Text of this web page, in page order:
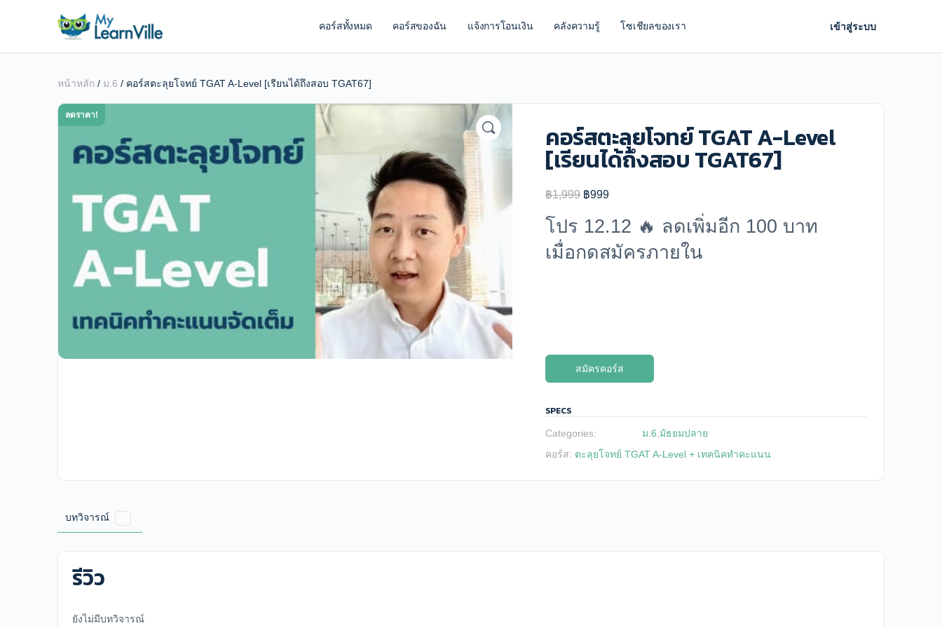
คอร์สทั้งหมด คอร์สของฉัน แจ้งการโอนเงิน คลังความรู้ โซเชียลของเรา เข้าสู่ระบบ
หน้าหลัก / ม.6 / คอร์สตะลุยโจทย์ TGAT A-Level [เรียนได้ถึงสอบ TGAT67]
ลดราคา!
คอร์สตะลุยโจทย์ TGAT A-Level
[เรียนได้ถึงสอบ TGAT67]
฿1,999 Original
was:
฿1,999.
฿999Current
is:
฿999.
โปร 12.12 🔥 ลดเพิ่มอีก 100 บาท
เมื่อกดสมัครภายใน
สมัครคอร์ส
SPECS
Categories: ม.6,มัธยมปลาย
คอร์ส: ตะลุยโจทย์ TGAT A-Level + เทคนิคทำคะแนน
บทวิจารณ์
รีวิว
ยังไม่มีบทวิจารณ์